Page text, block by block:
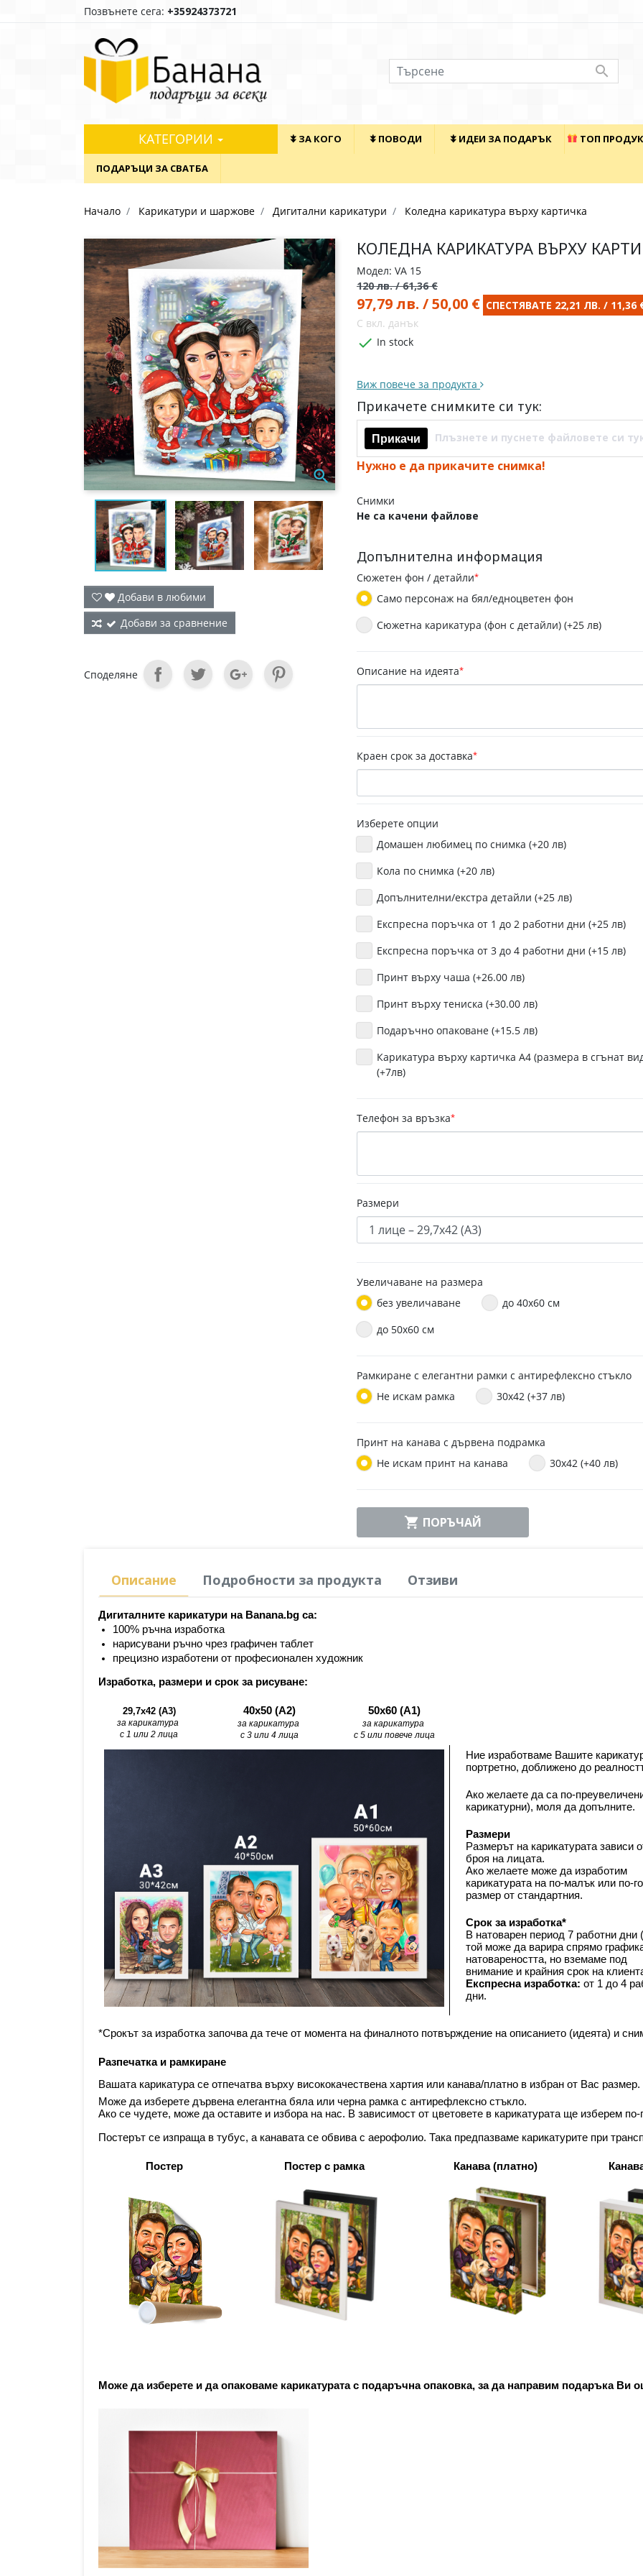
Позвънете сега: +35924373721

КАТЕГОРИИ ⯯ ЗА КОГО ⯯ ПОВОДИ ⯯ ИДЕИ ЗА ПОДАРЪК ТОП
ПОДАРЪЦИ ЗА СВАТБА
Начало Карикатури и шаржове Дигитални карикатури Коледна карикатура върху картичка

Добави в любими
Добави за сравнение
Споделяне
КОЛЕДНА КАРИКАТУРА ВЪРХУ
Модел: VA 15
120 лв. / 61,36 €
97,79 лв. / 50,00 € СПЕСТЯВАТЕ 22,21 ЛВ. / 11,36
С вкл. данък
 In stock
Виж повече за продукта
Прикачете снимките си тук:
Прикачи Плъзнете и пуснете файловете си
Нужно е да прикачите снимка!
Снимки
Не са качени файлове
Допълнителна информация
Сюжетен фон / детайли*
Само персонаж на бял/едноцветен фон
Сюжетна карикатура (фон с детайли) (+25 лв)
Описание на идеята*
Краен срок за доставка*
Изберете опции
Домашен любимец по снимка (+20 лв)
Кола по снимка (+20 лв)
Допълнителни/екстра детайли (+25 лв)
Експресна поръчка от 1 до 2 работни дни (+25 лв)
Експресна поръчка от 3 до 4 работни дни (+15 лв)
Принт върху чаша (+26.00 лв)
Принт върху тениска (+30.00 лв)
Подаръчно опаковане (+15.5 лв)
Карикатура върху картичка А4 (размера в сгънат
(+7лв)
Телефон за връзка*
Размери
Увеличаване на размера
без увеличаване
до 40х60 см
до 50x60 см
Рамкиране с елегантни рамки с антирефлексно стъкло
Не искам рамка
30x42 (+37 лв)
Принт на канава с дървена подрамка
Не искам принт на канава
30x42 (+40 лв)
 ПОРЪЧАЙ
Описание Подробности за продукта Отзиви
Дигиталните карикатури на Banana.bg са:
100% ръчна изработка
нарисувани ръчно чрез графичен таблет
прецизно изработени от професионален художник
Изработка, размери и срок за рисуване:
29,7x42 (A3)
за карикатура
с 1 или 2 лица
40х50 (А2)
за карикатура
с 3 или 4 лица
50х60 (А1)
за карикатура
с 5 или повече лица
Ние изработваме Вашите
портретно, доближено до
Ако желаете да са по-
карикатурни), моля да допълните.
Размери
Размерът на карикатурата зависи
броя на лицата.
Ако желаете може да изработим
карикатурата на по-малък или по-
размер от стандартния.
Срок за изработка*
В натоварен период 7 работни дни
той може да варира спрямо
натовареността, но вземаме под
внимание и крайния срок на
Експресна изработка: от 1 до 4
дни.
*Срокът за изработка започва да тече от момента на финалното потвърждение на описанието (идеята) и
Разпечатка и рамкиране
Вашата карикатура се отпечатва върху висококачествена хартия или канава/платно в избран от Вас размер.
Може да изберете дървена елегантна бяла или черна рамка с антирефлексно стъкло.
Ако се чудете, може да оставите и избора на нас. В зависимост от цветовете в карикатурата ще изберем
Постерът се изпраща в тубус, а канавата се обвива с аерофолио. Така предпазваме карикатурите при
Постер Постер с рамка Канава (платно)
Може да изберете и да опаковаме карикатурата с подаръчна опаковка, за да направим подаръка Ви